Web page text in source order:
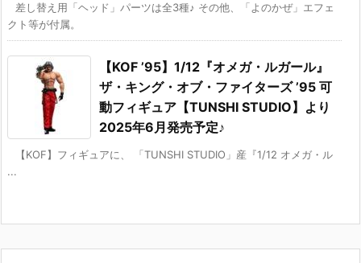
差し替え用「ヘッド」パーツは全3種♪ その他、「よのかぜ」エフェ
クト等が付属。
【KOF ’95】1/12『オメガ・ルガール』
ザ・キング・オブ・ファイターズ ’95 可
動フィギュア【TUNSHI STUDIO】より
2025年6月発売予定♪
【KOF】フィギュアに、 「TUNSHI STUDIO」産『1/12 オメガ・ル
...